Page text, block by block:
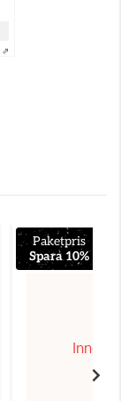
⇗
Paketpris
Spara 10%